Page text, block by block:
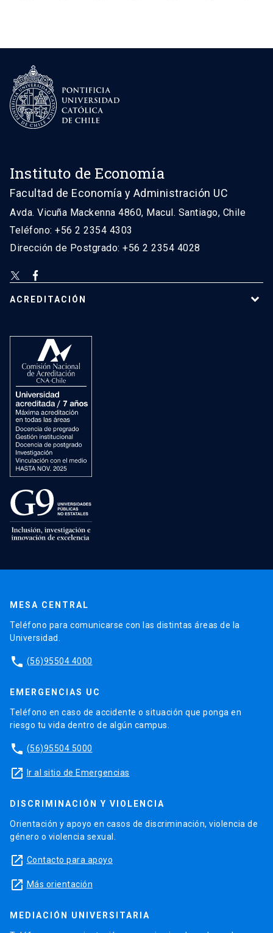
Instituto de Economía
Facultad de Economía y Administración UC
Avda. Vicuña Mackenna 4860, Macul. Santiago, Chile
Teléfono: +56 2 2354 4303
Dirección de Postgrado: +56 2 2354 4028
ACREDITACIÓN
MESA CENTRAL
Teléfono para comunicarse con las distintas áreas de la
Universidad.
phone (56)95504 4000
EMERGENCIAS UC
Teléfono en caso de accidente o situación que ponga en
riesgo tu vida dentro de algún campus.
phone (56)95504 5000
launch Ir al sitio de Emergencias
DISCRIMINACIÓN Y VIOLENCIA
Orientación y apoyo en casos de discriminación, violencia de
género o violencia sexual.
launch Contacto para apoyo
launch Más orientación
MEDIACIÓN UNIVERSITARIA